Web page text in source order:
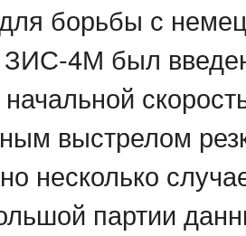
борьбы с
ЗИС-4М был
выстрелом
несколько
партии